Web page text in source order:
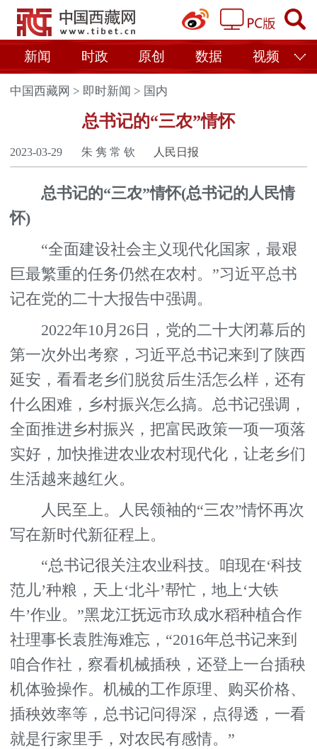
新闻 时政 原创 数据 视频
中国西藏网 > 即时新闻 > 国内
总书记的“三农”情怀
2023-03-29 朱 隽 常 钦 人民日报
总书记的“三农”情怀(总书记的人民情
怀)
“全面建设社会主义现代化国家，最艰
巨最繁重的任务仍然在农村。”习近平总书
记在党的二十大报告中强调。
2022年10月26日，党的二十大闭幕后的
第一次外出考察，习近平总书记来到了陕西
延安，看看老乡们脱贫后生活怎么样，还有
什么困难，乡村振兴怎么搞。总书记强调，
全面推进乡村振兴，把富民政策一项一项落
实好，加快推进农业农村现代化，让老乡们
生活越来越红火。
人民至上。人民领袖的“三农”情怀再次
写在新时代新征程上。
“总书记很关注农业科技。咱现在‘科技
范儿’种粮，天上‘北斗’帮忙，地上‘大铁
牛’作业。”黑龙江抚远市玖成水稻种植合作
社理事长袁胜海难忘，“2016年总书记来到
咱合作社，察看机械插秧，还登上一台插秧
机体验操作。机械的工作原理、购买价格、
插秧效率等，总书记问得深，点得透，一看
就是行家里手，对农民有感情。”